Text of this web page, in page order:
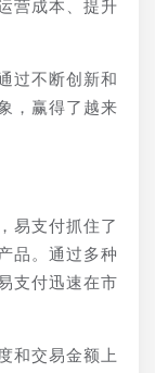
营成本、提升
过不断创新和
，赢得了越来
易支付抓住了
品。通过多种
支付迅速在市
和交易金额上